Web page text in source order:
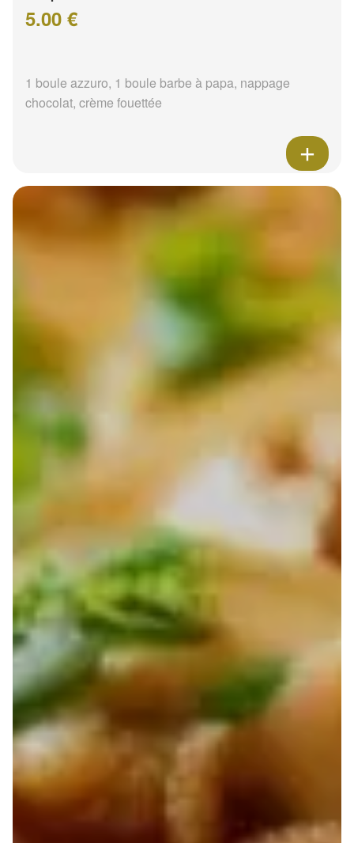
5.00 €
1 boule azzuro, 1 boule barbe à papa, nappage
chocolat, crème fouettée